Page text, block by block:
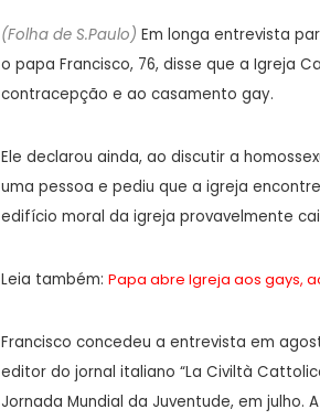
(Folha de S.Paulo) Em longa entrevista
o papa Francisco, 76, disse que a Igreja
contracepção e ao casamento gay.
Ele declarou ainda, ao discutir a
uma pessoa e pediu que a igreja
edifício moral da igreja provavelmente
Leia também: Papa abre Igreja aos gays,
Francisco concedeu a entrevista em
editor do jornal italiano “La Civiltà
Jornada Mundial da Juventude, em julho.